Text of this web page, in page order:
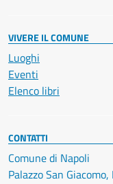
VIVERE IL COMUNE
Luoghi
Eventi
Elenco libri
CONTATTI
Comune di Napoli
Palazzo San